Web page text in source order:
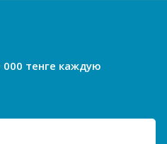
тенге каждую